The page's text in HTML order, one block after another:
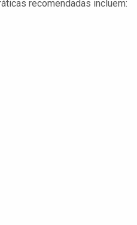
recomendadas incluem: